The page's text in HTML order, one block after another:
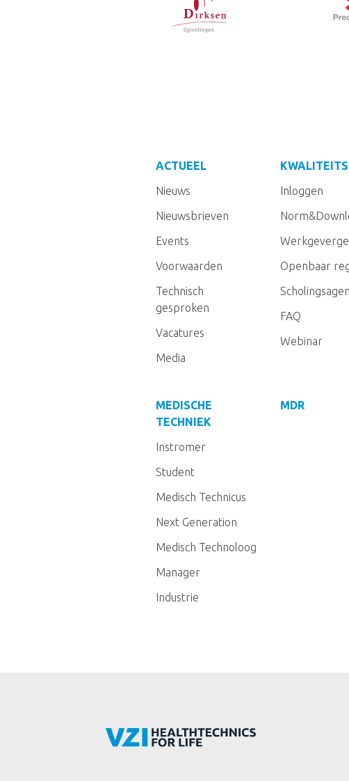
ACTUEEL
Nieuws
Nieuwsbrieven
Events
Voorwaarden
Technisch
gesproken
Vacatures
Media
Inloggen
Openbaar
FAQ
Webinar
MEDISCHE
TECHNIEK
Instromer
Student
Medisch Technicus
Next Generation
Medisch Technoloog
Manager
Industrie
MDR